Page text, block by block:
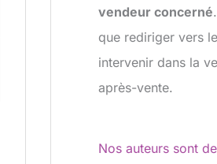
vendeur concerné
que rediriger vers
intervenir dans la
après-vente.
Nos auteurs sont